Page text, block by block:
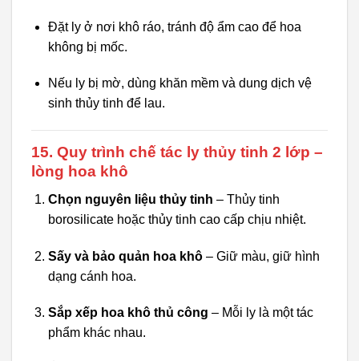
Đặt ly ở nơi khô ráo, tránh độ ẩm cao để hoa
không bị mốc.
Nếu ly bị mờ, dùng khăn mềm và dung dịch vệ
sinh thủy tinh để lau.
15. Quy trình chế tác ly thủy tinh 2 lớp –
lòng hoa khô
Chọn nguyên liệu thủy tinh – Thủy tinh
borosilicate hoặc thủy tinh cao cấp chịu nhiệt.
Sấy và bảo quản hoa khô– Giữ màu, giữ hình
dạng cánh hoa.
Sắp xếp hoa khô thủ công – Mỗi ly là một tác
phẩm khác nhau.